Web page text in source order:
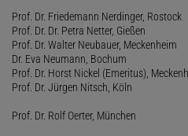
Prof. Dr. Friedemann Nerdinger, Rostock
Prof. Dr. Dr. Petra Netter, Gießen
Prof. Dr. Walter Neubauer, Meckenheim
Dr. Eva Neumann, Bochum
Prof. Dr. Horst Nickel (Emeritus),
Prof. Dr. Jürgen Nitsch, Köln
Prof. Dr. Rolf Oerter, München